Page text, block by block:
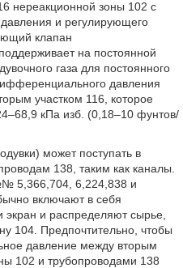
нереакционной зоны 102 с
и регулирующего
клапан
на постоянной
газа для постоянного
давления
участком 116, которое
кПа изб. (0,18–10 фунтов/
может поступать в
138, таким как каналы.
5,366,704, 6,224,838 и
включают в себя
и распределяют сырье,
104. Предпочтительно, чтобы
давление между вторым
102 и трубопроводами 138